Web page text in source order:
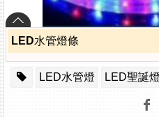
LED水管燈條
LED水管燈 LED聖誕燈